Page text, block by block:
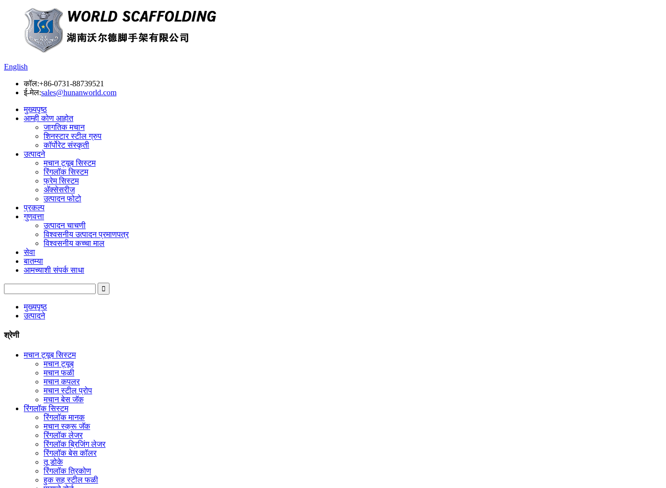
English
कॉल:+86-0731-88739521
ई-मेल:sales@hunanworld.com
मुख्यपृष्ठ
आम्ही कोण आहोत
जागतिक मचान
शिनस्टार स्टील ग्रुप
कॉर्पोरेट संस्कृती
उत्पादने
मचान ट्यूब सिस्टम
रिंगलॉक सिस्टम
फ्रेम सिस्टम
अ‍ॅक्सेसरीज
उत्पादन फोटो
प्रकल्प
गुणवत्ता
उत्पादन चाचणी
विश्वसनीय उत्पादन प्रमाणपत्र
विश्वसनीय कच्चा माल
सेवा
बातम्या
आमच्याशी संपर्क साधा
मुख्यपृष्ठ
उत्पादने
श्रेणी
मचान ट्यूब सिस्टम
मचान ट्यूब
मचान फळी
मचान कपलर
मचान स्टील प्रोप
मचान बेस जॅक
रिंगलॉक सिस्टम
रिंगलॉक मानक
मचान स्क्रू जॅक
रिंगलॉक लेजर
रिंगलॉक ब्रिजिंग लेजर
रिंगलॉक बेस कॉलर
तू डोके
रिंगलॉक त्रिकोण
हुक सह स्टील फळी